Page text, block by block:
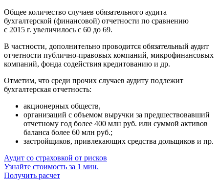
Общее количество случаев обязательного аудита
бухгалтерской (финансовой) отчетности по сравнению
с 2015 г. увеличилось с 60 до 69.
В частности, дополнительно проводится обязательный аудит
отчетности публично-правовых компаний, микрофинансовых
компаний, фонда содействия кредитованию и др.
Отметим, что среди прочих случаев аудиту подлежит
бухгалтерская отчетность:
акционерных обществ,
организаций с объемом выручки за предшествовавший
отчетному год более 400 млн руб. или суммой активов
баланса более 60 млн руб.;
застройщиков, привлекающих средства дольщиков и пр.
Аудит со страховкой от рисков
Узнайте стоимость за 1 мин.
Получить расчет